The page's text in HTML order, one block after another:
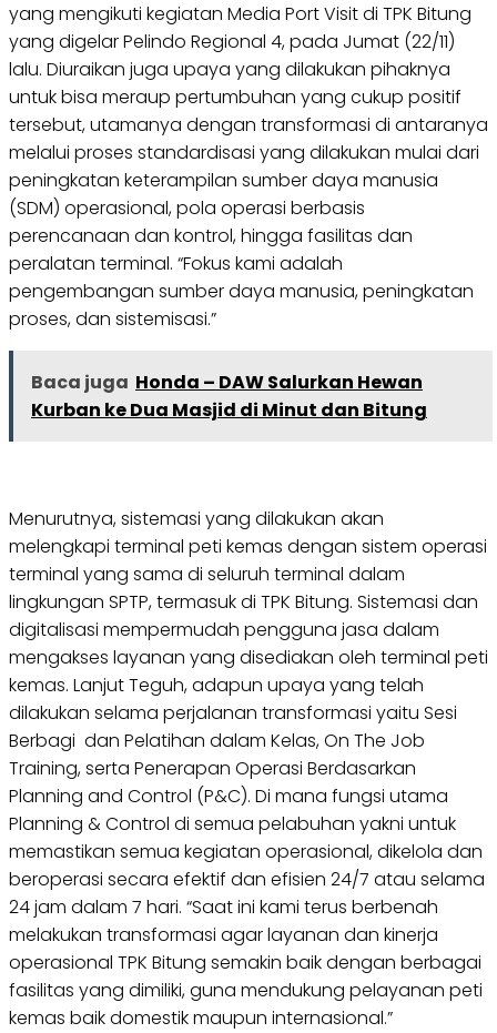
yang mengikuti kegiatan Media Port Visit di TPK Bitung
yang digelar Pelindo Regional 4, pada Jumat (22/11)
lalu. Diuraikan juga upaya yang dilakukan pihaknya
untuk bisa meraup pertumbuhan yang cukup positif
tersebut, utamanya dengan transformasi di antaranya
melalui proses standardisasi yang dilakukan mulai dari
peningkatan keterampilan sumber daya manusia
(SDM) operasional, pola operasi berbasis
perencanaan dan kontrol, hingga fasilitas dan
peralatan terminal. “Fokus kami adalah
pengembangan sumber daya manusia, peningkatan
proses, dan sistemisasi.”
Baca juga Honda – DAW Salurkan Hewan
Kurban ke Dua Masjid di Minut dan Bitung
Menurutnya, sistemasi yang dilakukan akan
melengkapi terminal peti kemas dengan sistem operasi
terminal yang sama di seluruh terminal dalam
lingkungan SPTP, termasuk di TPK Bitung. Sistemasi dan
digitalisasi mempermudah pengguna jasa dalam
mengakses layanan yang disediakan oleh terminal peti
kemas. Lanjut Teguh, adapun upaya yang telah
dilakukan selama perjalanan transformasi yaitu Sesi
Berbagi dan Pelatihan dalam Kelas, On The Job
Training, serta Penerapan Operasi Berdasarkan
Planning and Control (P&C). Di mana fungsi utama
Planning & Control di semua pelabuhan yakni untuk
memastikan semua kegiatan operasional, dikelola dan
beroperasi secara efektif dan efisien 24/7 atau selama
24 jam dalam 7 hari. “Saat ini kami terus berbenah
melakukan transformasi agar layanan dan kinerja
operasional TPK Bitung semakin baik dengan berbagai
fasilitas yang dimiliki, guna mendukung pelayanan peti
kemas baik domestik maupun internasional.”